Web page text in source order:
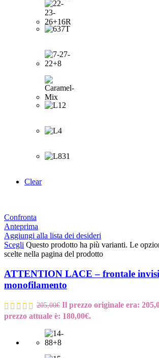
Clear
Confronta
Anteprima
Aggiungi alla lista dei desideri
Scegli Questo prodotto ha più varianti. Le
scelte nella pagina del prodotto
ATTENTION LACE – frontale
monofilamento
205,00€ Il prezzo originale era:
prezzo attuale è: 180,00€.